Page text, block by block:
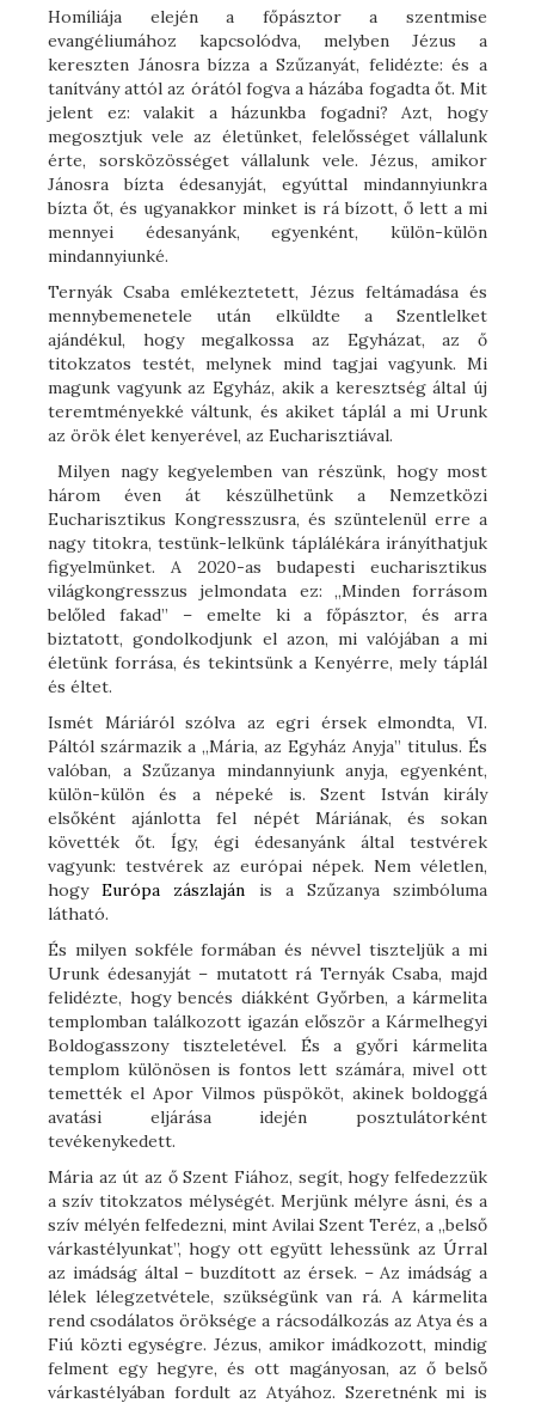
Homíliája elején a főpásztor a szentmise
evangéliumához kapcsolódva, melyben Jézus a
kereszten Jánosra bízza a Szűzanyát, felidézte: és a
tanítvány attól az órától fogva a házába fogadta őt. Mit
jelent ez: valakit a házunkba fogadni? Azt, hogy
megosztjuk vele az életünket, felelősséget vállalunk
érte, sorsközösséget vállalunk vele. Jézus, amikor
Jánosra bízta édesanyját, egyúttal mindannyiunkra
bízta őt, és ugyanakkor minket is rá bízott, ő lett a mi
mennyei édesanyánk, egyenként, külön-külön
mindannyiunké.
Ternyák Csaba emlékeztetett, Jézus feltámadása és
mennybemenetele után elküldte a Szentlelket
ajándékul, hogy megalkossa az Egyházat, az ő
titokzatos testét, melynek mind tagjai vagyunk. Mi
magunk vagyunk az Egyház, akik a keresztség által új
teremtményekké váltunk, és akiket táplál a mi Urunk
az örök élet kenyerével, az Eucharisztiával.
Milyen nagy kegyelemben van részünk, hogy most
három éven át készülhetünk a Nemzetközi
Eucharisztikus Kongresszusra, és szüntelenül erre a
nagy titokra, testünk-lelkünk táplálékára irányíthatjuk
figyelmünket. A 2020-as budapesti eucharisztikus
világkongresszus jelmondata ez: „Minden forrásom
belőled fakad” – emelte ki a főpásztor, és arra
biztatott, gondolkodjunk el azon, mi valójában a mi
életünk forrása, és tekintsünk a Kenyérre, mely táplál
és éltet.
Ismét Máriáról szólva az egri érsek elmondta, VI.
Páltól származik a „Mária, az Egyház Anyja” titulus. És
valóban, a Szűzanya mindannyiunk anyja, egyenként,
külön-külön és a népeké is. Szent István király
elsőként ajánlotta fel népét Máriának, és sokan
követték őt. Így, égi édesanyánk által testvérek
vagyunk: testvérek az európai népek. Nem véletlen,
hogyEurópa zászlaján is a Szűzanya szimbóluma
látható.
És milyen sokféle formában és névvel tiszteljük a mi
Urunk édesanyját – mutatott rá Ternyák Csaba, majd
felidézte, hogy bencés diákként Győrben, a kármelita
templomban találkozott igazán először a Kármelhegyi
Boldogasszony tiszteletével. És a győri kármelita
templom különösen is fontos lett számára, mivel ott
temették el Apor Vilmos püspököt, akinek boldoggá
avatási eljárása idején posztulátorként
tevékenykedett.
Mária az út az ő Szent Fiához, segít, hogy felfedezzük
a szív titokzatos mélységét. Merjünk mélyre ásni, és a
szív mélyén felfedezni, mint Avilai Szent Teréz, a „belső
várkastélyunkat”, hogy ott együtt lehessünk az Úrral
az imádság által – buzdított az érsek. – Az imádság a
lélek lélegzetvétele, szükségünk van rá. A kármelita
rend csodálatos öröksége a rácsodálkozás az Atya és a
Fiú közti egységre. Jézus, amikor imádkozott, mindig
felment egy hegyre, és ott magányosan, az ő belső
várkastélyában fordult az Atyához. Szeretnénk mi is